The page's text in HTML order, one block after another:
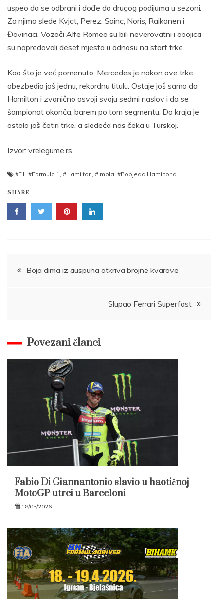
uspeo da se odbrani i dođe do drugog podijuma u sezoni.
Za njima slede Kvjat, Perez, Sainc, Noris, Raikonen i
Đovinaci. Vozači Alfe Romeo su bili neverovatni i obojica
su napredovali deset mjesta u odnosu na start trke.
Kao što je već pomenuto, Mercedes je nakon ove trke
obezbedio još jednu, rekordnu titulu. Ostaje još samo da
Hamilton i zvanično osvoji svoju sedmi naslov i da se
šampionat okonča, barem po tom segmentu. Do kraja je
ostalo još četiri trke, a sledeća nas čeka u Turskoj.
Izvor: vrelegume.rs
#F1 #Formula 1 #Hamilton #Imola #Pobjeda Hamiltona
SHARE
Post
Boja dima iz auspuha otkriva brojne kvarove
Slupao Ferrari Superfast
Povezani članci
Fabio Di Giannantonio slavio u haotičnoj
MotoGP utrci u Barceloni
18/05/2026